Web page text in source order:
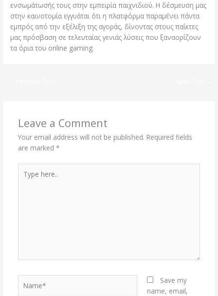
ενσωμάτωσής τους στην εμπειρία παιχνιδιού. Η δέσμευση μας
στην καινοτομία εγγυάται ότι η πλατφόρμα παραμένει πάντα
εμπρός από την εξέλιξη της αγοράς, δίνοντας στους παίκτες
μας πρόσβαση σε τελευταίας γενιάς λύσεις που ξαναορίζουν
τα όρια του online gaming.
Leave a Comment
Your email address will not be published. Required fields
are marked *
here..
Save my
name, email,